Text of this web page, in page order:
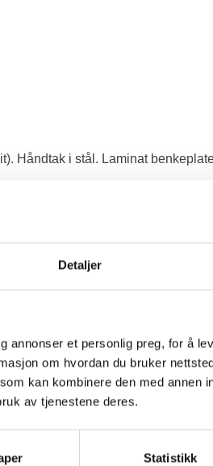
Detaljer
annonser et personlig preg, for å
om hvordan du bruker
kan kombinere den med annen
av tjenestene deres.
Statistikk
Håndtak i stål. Laminat
som males i Hvit).
toalett